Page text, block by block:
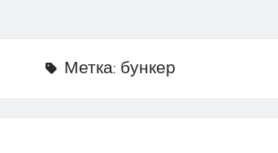
Метка: бункер